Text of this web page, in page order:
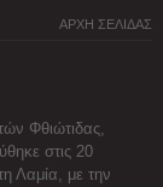
ΑΡΧΗ ΣΕΛΙΔΑΣ
Φθιώτιδας,
στις 20
Λαμία, με την